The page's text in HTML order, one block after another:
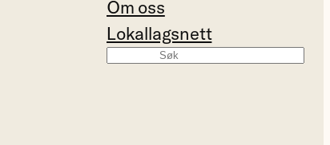
Om oss
Lokallagsnett